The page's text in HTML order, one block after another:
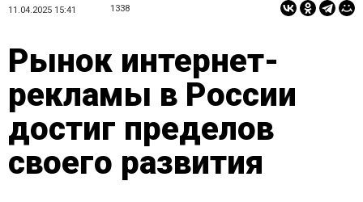
11.04.2025 15:41 1338
Рынок интернет-
рекламы в России
достиг пределов
своего развития